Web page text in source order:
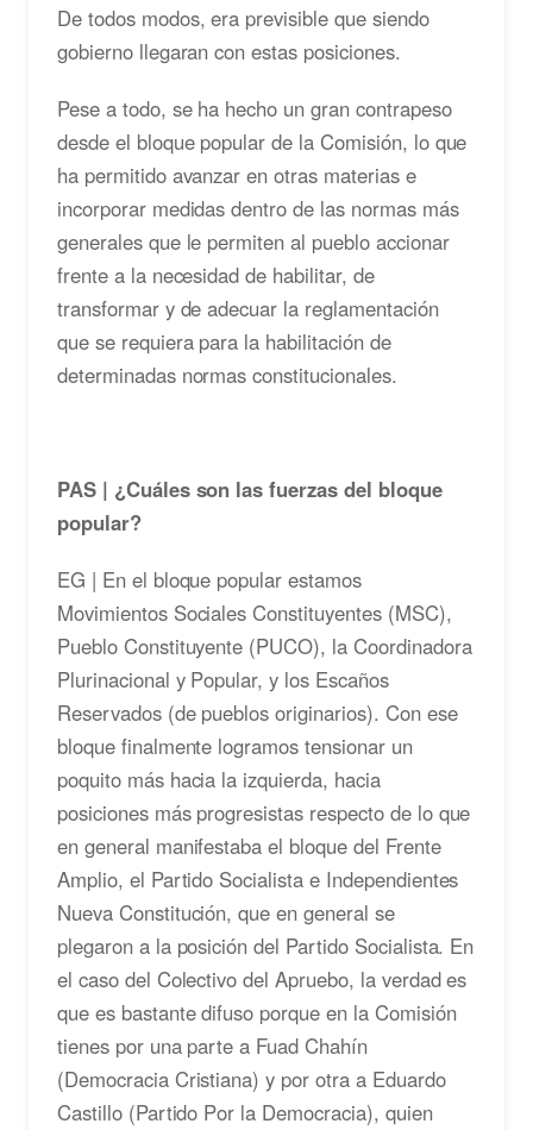
De todos modos, era previsible que siendo
gobierno llegaran con estas posiciones.
Pese a todo, se ha hecho un gran contrapeso
desde el bloque popular de la Comisión, lo que
ha permitido avanzar en otras materias e
incorporar medidas dentro de las normas más
generales que le permiten al pueblo accionar
frente a la necesidad de habilitar, de
transformar y de adecuar la reglamentación
que se requiera para la habilitación de
determinadas normas constitucionales.
PAS | ¿Cuáles son las fuerzas del bloque
popular?
EG | En el bloque popular estamos
Movimientos Sociales Constituyentes (MSC),
Pueblo Constituyente (PUCO), la Coordinadora
Plurinacional y Popular, y los Escaños
Reservados (de pueblos originarios). Con ese
bloque finalmente logramos tensionar un
poquito más hacia la izquierda, hacia
posiciones más progresistas respecto de lo que
en general manifestaba el bloque del Frente
Amplio, el Partido Socialista e Independientes
Nueva Constitución, que en general se
plegaron a la posición del Partido Socialista. En
el caso del Colectivo del Apruebo, la verdad es
que es bastante difuso porque en la Comisión
tienes por una parte a Fuad Chahín
(Democracia Cristiana) y por otra a Eduardo
Castillo (Partido Por la Democracia), quien